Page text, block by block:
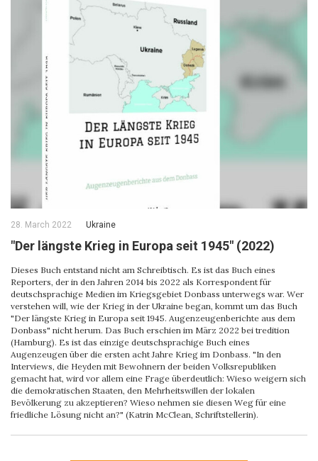
28. March 2022 Ukraine
"Der längste Krieg in Europa seit 1945" (2022)
Dieses Buch entstand nicht am Schreibtisch. Es ist das Buch eines
Reporters, der in den Jahren 2014 bis 2022 als Korrespondent für
deutschsprachige Medien im Kriegsgebiet Donbass unterwegs war. Wer
verstehen will, wie der Krieg in der Ukraine began, kommt um das Buch
"Der längste Krieg in Europa seit 1945. Augenzeugenberichte aus dem
Donbass" nicht herum. Das Buch erschien im März 2022 bei tredition
(Hamburg). Es ist das einzige deutschsprachige Buch eines
Augenzeugen über die ersten acht Jahre Krieg im Donbass. "In den
Interviews, die Heyden mit Bewohnern der beiden Volksrepubliken
gemacht hat, wird vor allem eine Frage überdeutlich: Wieso weigern sich
die demokratischen Staaten, den Mehrheitswillen der lokalen
Bevölkerung zu akzeptieren? Wieso nehmen sie diesen Weg für eine
friedliche Lösung nicht an?" (Katrin McClean, Schriftstellerin).